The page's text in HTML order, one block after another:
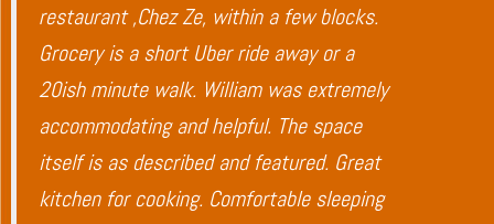
restaurant ,Chez Ze, within a few blocks.
Grocery is a short Uber ride away or a
20ish minute walk. William was extremely
accommodating and helpful. The space
itself is as described and featured. Great
kitchen for cooking. Comfortable sleeping